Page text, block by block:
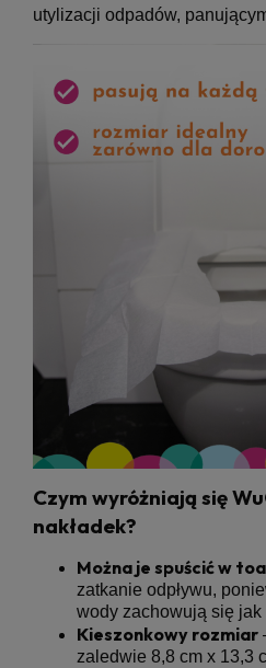
utylizacji odpadów,
Czym wyróżniają się
nakładek?
Można je spuścić w
zatkanie odpływu,
wody zachowują się jak
Kieszonkowy rozmiar
zaledwie 8,8 cm x 13,3